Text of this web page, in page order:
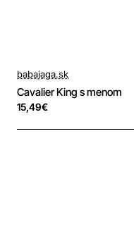
babajaga.sk
Cavalier King s menom
15,49€